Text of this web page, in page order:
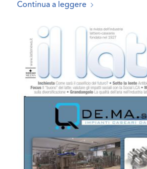
Continua a leggere